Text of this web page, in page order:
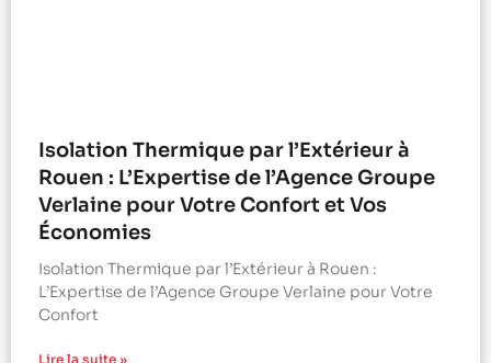
Isolation Thermique par l’Extérieur à
Rouen : L’Expertise de l’Agence Groupe
Verlaine pour Votre Confort et Vos
Économies
Isolation Thermique par l’Extérieur à Rouen :
L’Expertise de l’Agence Groupe Verlaine pour Votre
Confort
Lire la suite »